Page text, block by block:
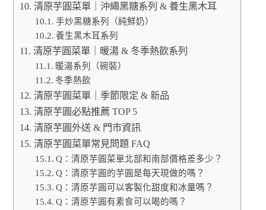
清原芋圓菜單｜沖繩黑糖系列 & 養生黑木耳
手炒黑糖系列（純鮮奶）
養生黑木耳系列
清原芋圓菜單｜暖湯 & 冬季熱飲系列
暖湯系列（碗裝）
冬季熱飲
清原芋圓菜單｜季節限定 & 新品
清原芋圓必點推薦 TOP 5
清原芋圓外送 & 門市資訊
清原芋圓菜單常見問題 FAQ
Q：清原芋圓菜單北部和南部價格差多少？
Q：清原芋圓的芋圓是每天現做的嗎？
Q：清原芋圓可以客製化甜度和冰量嗎？
Q：清原芋圓有素食可以喝的嗎？